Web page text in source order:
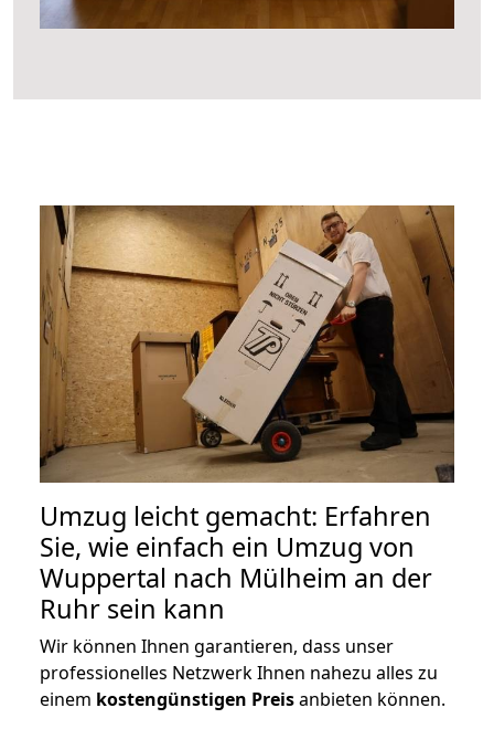
Umzug leicht gemacht: Erfahren
Sie, wie einfach ein Umzug von
Wuppertal nach Mülheim an der
Ruhr sein kann
Wir können Ihnen garantieren, dass unser
professionelles Netzwerk Ihnen nahezu alles zu
einem kostengünstigen Preisanbieten können.